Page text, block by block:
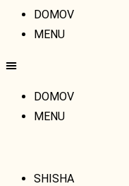
DOMOV
MENU
DOMOV
MENU
SHISHA